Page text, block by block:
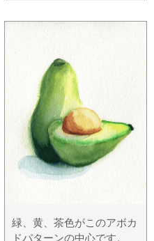
緑、黄、茶色がこのアボカ
ドパターンの中心です。